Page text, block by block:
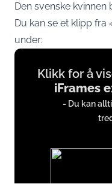
Den svenske
Du kan se et klipp
under:
Display
contentKlikk for å
iFrames
- Du kan